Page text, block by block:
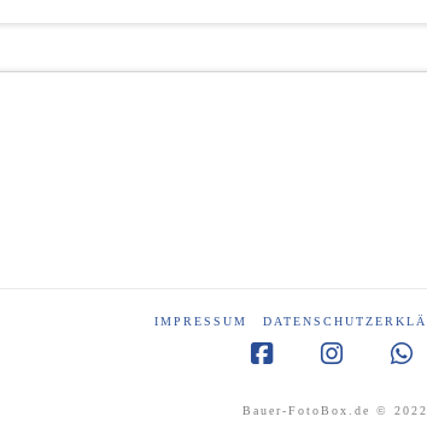
IMPRESSUM
Bauer-FotoBox.de © 2022